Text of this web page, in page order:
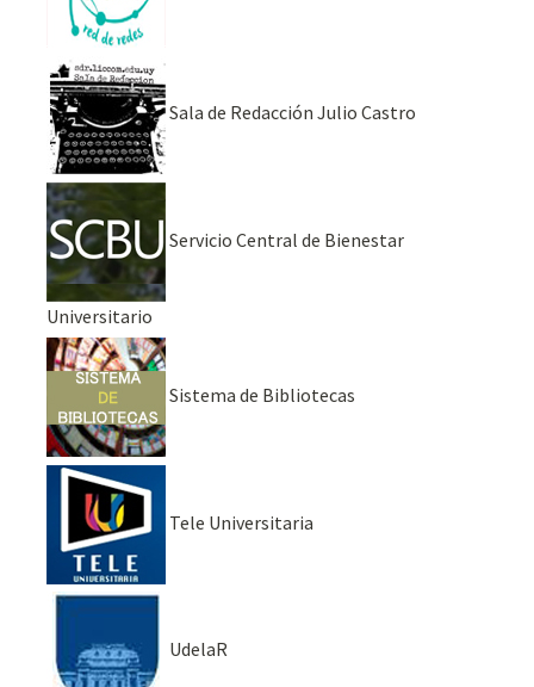
Sala de Redacción Julio Castro
Servicio Central de Bienestar
Universitario
Sistema de Bibliotecas
Tele Universitaria
UdelaR